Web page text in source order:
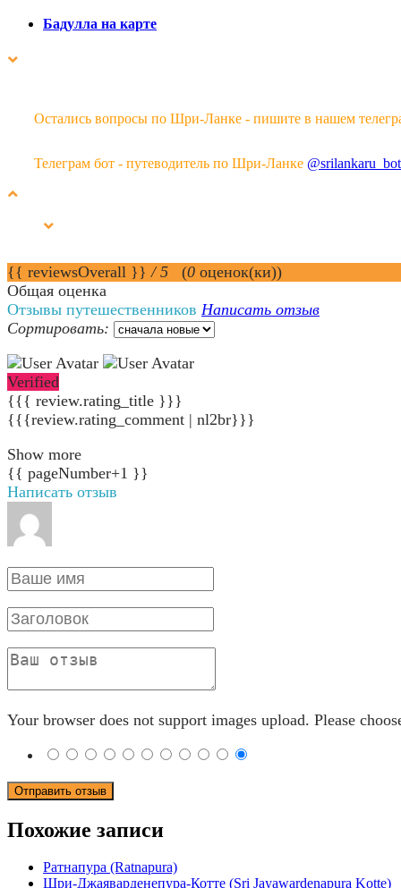
Бадулла на карте
Остались вопросы по Шри-Ланке - пишите в нашем
Телеграм бот - путеводитель по Шри-Ланке @srilankaru_bot
{{ reviewsOverall }} / 5 (0 оценок(ки))
Общая оценка
Отзывы путешественников Написать отзыв
Сортировать:
Verified
{{{ review.rating_title }}}
{{{review.rating_comment | nl2br}}}
Show more
{{ pageNumber+1 }}
Написать отзыв
Your browser does not support images upload. Please
Похожие записи
Ратнапура (Ratnapura)
Шри-Джаяварденепура-Котте (Sri Jayawardenapura Kotte)